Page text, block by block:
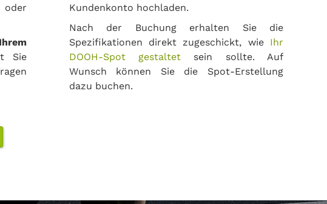
Ihrem
Sie
Kundenkonto hochladen.
Nach der Buchung erhalten Sie die
Spezifikationen direkt zugeschickt, wie Ihr
DOOH-Spot gestaltet sein sollte. Auf
Wunsch können Sie die Spot-Erstellung
dazu buchen.